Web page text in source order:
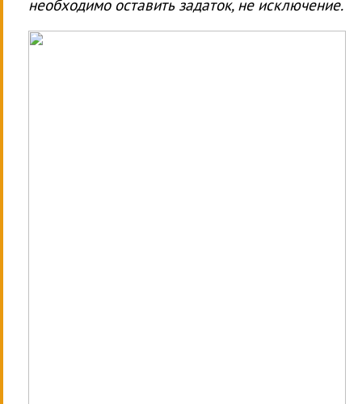
необходимо оставить задаток, не исключение.